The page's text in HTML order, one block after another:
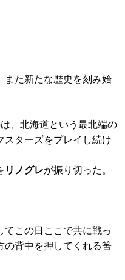
た新たな歴史を刻み始
、北海道という最北端の
スターズをプレイし続け
リノグレが振り切った。
この日ここで共に戦っ
の背中を押してくれる筈